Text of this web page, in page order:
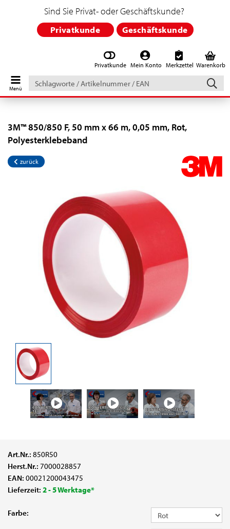
Privatkunde Mein Konto Merkzettel Warenkorb
Schlagworte
/
Artikelnummer
EAN
Sind Sie Privat- oder Geschäftskunde?
Privatkunde Geschäftskunde
3M™ 850/850 F, 50 mm x 66 m, 0,05 mm, Rot,
Polyesterklebeband
zurück
Art.Nr.: 850R50
Herst.Nr.: 7000028857
EAN: 00021200043475
Lieferzeit: 2 - 5 Werktage*
Farbe: